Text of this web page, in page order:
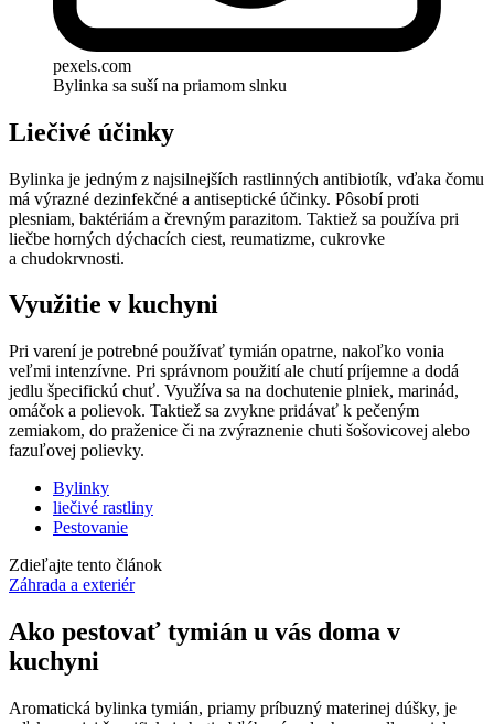
pexels.com
Bylinka sa suší na priamom slnku
Liečivé účinky
Bylinka je jedným z najsilnejších rastlinných antibiotík, vďaka čomu
má výrazné dezinfekčné a antiseptické účinky. Pôsobí proti
plesniam, baktériám a črevným parazitom. Taktiež sa používa pri
liečbe horných dýchacích ciest, reumatizme, cukrovke
a chudokrvnosti.
Využitie v kuchyni
Pri varení je potrebné používať tymián opatrne, nakoľko vonia
veľmi intenzívne. Pri správnom použití ale chutí príjemne a dodá
jedlu špecifickú chuť. Využíva sa na dochutenie plniek, marinád,
omáčok a polievok. Taktiež sa zvykne pridávať k pečeným
zemiakom, do praženice či na zvýraznenie chuti šošovicovej alebo
fazuľovej polievky.
Bylinky
liečivé rastliny
Pestovanie
Zdieľajte tento článok
Záhrada a exteriér
Ako pestovať tymián u vás doma v
kuchyni
Aromatická bylinka tymián, priamy príbuzný materinej dúšky, je